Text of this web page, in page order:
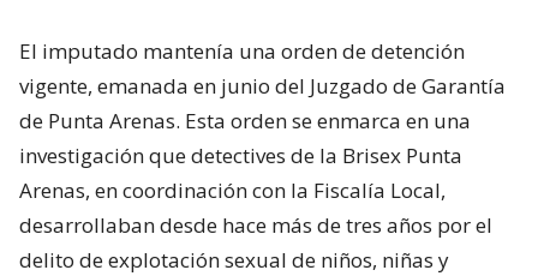
El imputado mantenía una orden de detención
vigente, emanada en junio del Juzgado de Garantía
de Punta Arenas. Esta orden se enmarca en una
investigación que detectives de la Brisex Punta
Arenas, en coordinación con la Fiscalía Local,
desarrollaban desde hace más de tres años por el
delito de explotación sexual de niños, niñas y